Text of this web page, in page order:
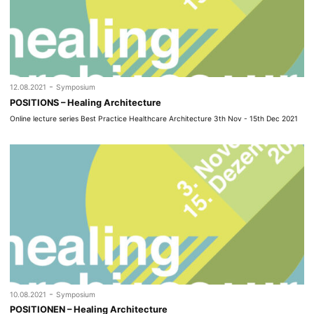
12.08.2021 - Symposium
POSITIONS – Healing Architecture
Online lecture series Best Practice Healthcare Architecture 3th Nov - 15th Dec 2021
10.08.2021 - Symposium
POSITIONEN – Healing Architecture